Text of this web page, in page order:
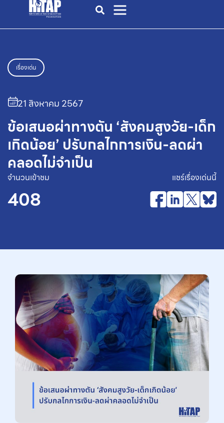
เรื่องเด่น
21 สิงหาคม 2567
ข้อเสนอผ่าทางตัน ‘สังคมสูงวัย-เด็ก
เกิดน้อย’ ปรับกลไกการเงิน-ลดผ่า
คลอดไม่จำเป็น
จำนวนเข้าชม
408
แชร์เรื่องเด่นนี้